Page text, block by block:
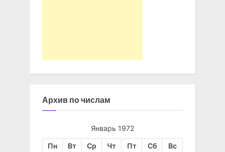
Архив по числам
Январь 1972
Пн Вт Ср Чт Пт Сб
Вс